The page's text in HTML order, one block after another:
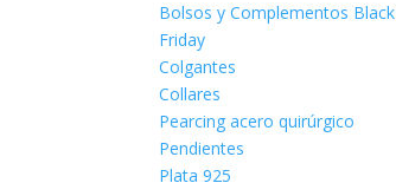
Bolsos y Complementos Black
Friday
Colgantes
Collares
Pearcing acero quirúrgico
Pendientes
Plata 925